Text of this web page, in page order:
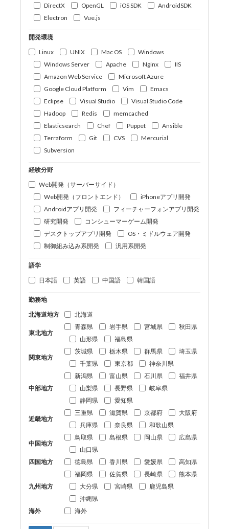
DirectX
OpenGL iOS SDK
AndroidSDK
Electron
Vue.js
開発環境
Linux
UNIX Mac OS
Windows
Windows Server
Apache Nginx
IIS
Amazon Web Service
Microsoft Azure
Google Cloud Platform
Vim
Emacs
Eclipse
Visual Studio
Visual Studio Code
Hadoop
Redis
memcached
Elasticsearch
Chef Puppet
Ansible
Terraform
Git CVS
Mercurial
Subversion
経験分野
Web開発（サーバーサイド）
Web開発（フロントエンド）
iPhoneアプリ開発
Androidアプリ開発
フィーチャーフォンアプリ開発
研究開発
コンシューマーゲーム開発
デスクトップアプリ開発
OS・ミドルウェア開発
制御組み込み系開発
汎用系開発
語学
日本語
英語 中国語 韓国語
勤務地
北海道地方
北海道
東北地方
青森県 岩手県 宮城県
秋田県
山形県
福島県
関東地方
茨城県 栃木県 群馬県
埼玉県
千葉県
東京都 神奈川県
中部地方
新潟県 富山県 石川県
福井県
山梨県
長野県
岐阜県
静岡県
愛知県
近畿地方
三重県 滋賀県 京都府
大阪府
兵庫県
奈良県 和歌山県
中国地方
鳥取県 島根県 岡山県
広島県
山口県
四国地方
徳島県 香川県 愛媛県 高知県
九州地方
福岡県 佐賀県 長崎県
熊本県
大分県
宮崎県
鹿児島県
沖縄県
海外
海外